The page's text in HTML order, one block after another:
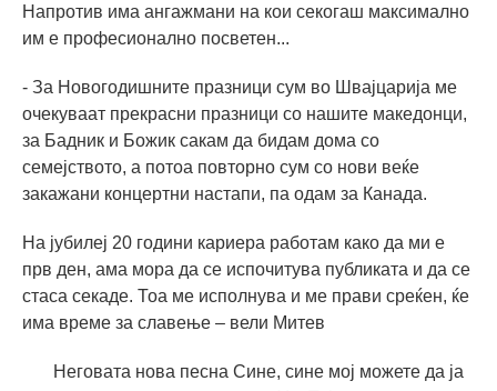
Напротив има ангажмани на кои секогаш максимално
им е професионално посветен...
- За Новогодишните празници сум во Швајцарија ме
очекуваат прекрасни празници со нашите македонци,
за Бадник и Божик сакам да бидам дома со
семејството, а потоа повторно сум со нови веќе
закажани концертни настапи, па одам за Канада.
На јубилеј 20 години кариера работам како да ми е
прв ден, ама мора да се испочитува публиката и да се
стаса секаде. Тоа ме исполнува и ме прави среќен, ќе
има време за славење – вели Митев
Неговата нова песна Сине, сине мој можете да ја